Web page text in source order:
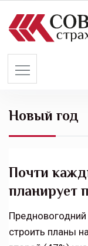
Новый год
Почти
планирует
строить планы